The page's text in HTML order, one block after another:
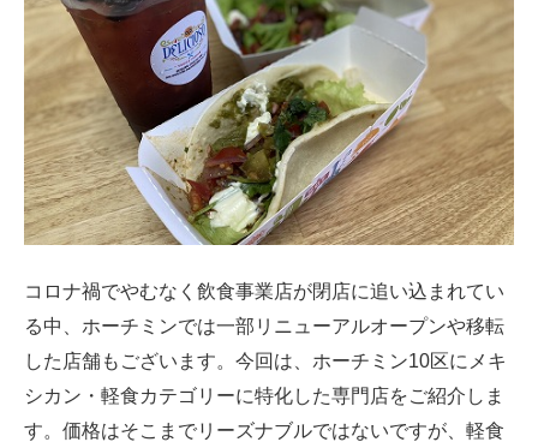
コロナ禍でやむなく飲食事業店が閉店に追い込まれてい
る中、ホーチミンでは一部リニューアルオープンや移転
した店舗もございます。今回は、ホーチミン10区にメキ
シカン・軽食カテゴリーに特化した専門店をご紹介しま
す。価格はそこまでリーズナブルではないですが、軽食